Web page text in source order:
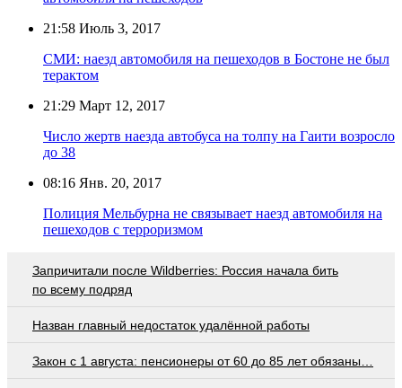
21:58 Июль 3, 2017
СМИ: наезд автомобиля на пешеходов в Бостоне не был
терактом
21:29 Март 12, 2017
Число жертв наезда автобуса на толпу на Гаити возросло
до 38
08:16 Янв. 20, 2017
Полиция Мельбурна не связывает наезд автомобиля на
пешеходов с терроризмом
Запричитали после Wildberries: Россия начала бить
по всему подряд
Назван главный недостаток удалённой работы
Закон с 1 августа: пенсионеры от 60 до 85 лет обязаны…